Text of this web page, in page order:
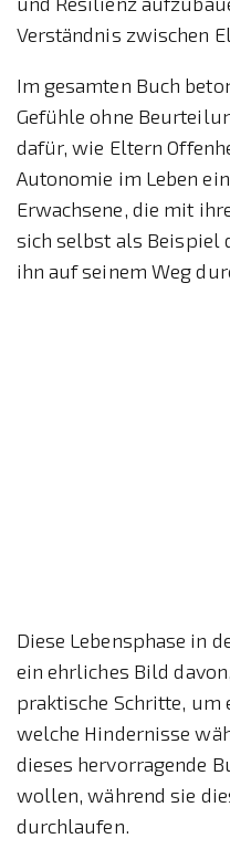
Verständnis zwischen
Im gesamten Buch
Gefühle ohne
dafür, wie Eltern
Autonomie im Leben
Erwachsene, die mit
sich selbst als Beispiel
ihn auf seinem Weg
Diese Lebensphase in
ein ehrliches Bild
praktische Schritte, um
welche Hindernisse
dieses hervorragende
wollen, während sie
durchlaufen.